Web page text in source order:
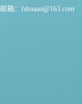
邮箱： fshuaao@163.com